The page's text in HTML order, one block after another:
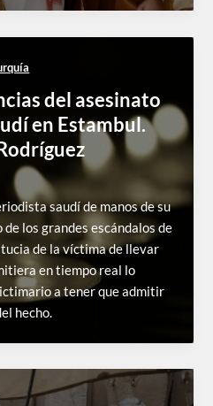
del asesinato
en Estambul.
saudí de manos de su
los grandes escándalos de
de la víctima de llevar
en tiempo real lo
a tener que admitir
hecho.